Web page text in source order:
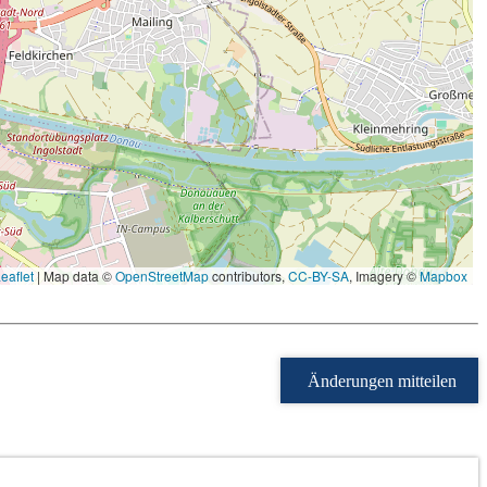
| Map data ©OpenStreetMapcontributors, CC-BY-SA, Imagery ©Mapbox
Änderungen mitteilen